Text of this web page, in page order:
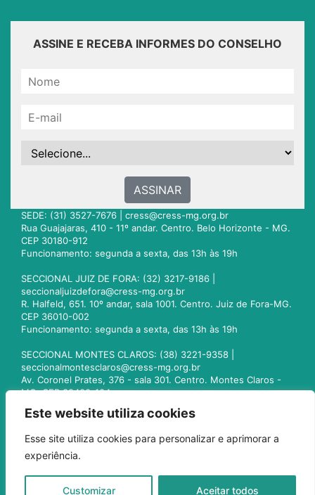
Este website utiliza cookies
Esse site utiliza cookies para personalizar e aprimorar a
experiência.
Customizar Aceitar todos
ASSINE E RECEBA INFORMES DO CONSELHO
ASSINAR
SEDE: (31) 3527-7676 | cress@cress-mg.org.br
Rua Guajajaras, 410 - 11º andar. Centro. Belo Horizonte - MG.
CEP 30180-912
Funcionamento: segunda a sexta, das 13h às 19h
SECCIONAL JUIZ DE FORA: (32) 3217-9186 |
seccionaljuizdefora@cress-mg.org.br
R. Halfeld, 651. 10º andar, sala 1001. Centro. Juiz de Fora-MG.
CEP 36010-002
Funcionamento: segunda a sexta, das 13h às 19h
SECCIONAL MONTES CLAROS: (38) 3221-9358 |
seccionalmontesclaros@cress-mg.org.br
Av. Coronel Prates, 376 - sala 301. Centro. Montes Claros -
MG. CEP 39400-104
seccionaluberlandia@cress-mg.org.br
Av. Afonso Pena, 547 - sala 101. Uberlândia - MG. CEP